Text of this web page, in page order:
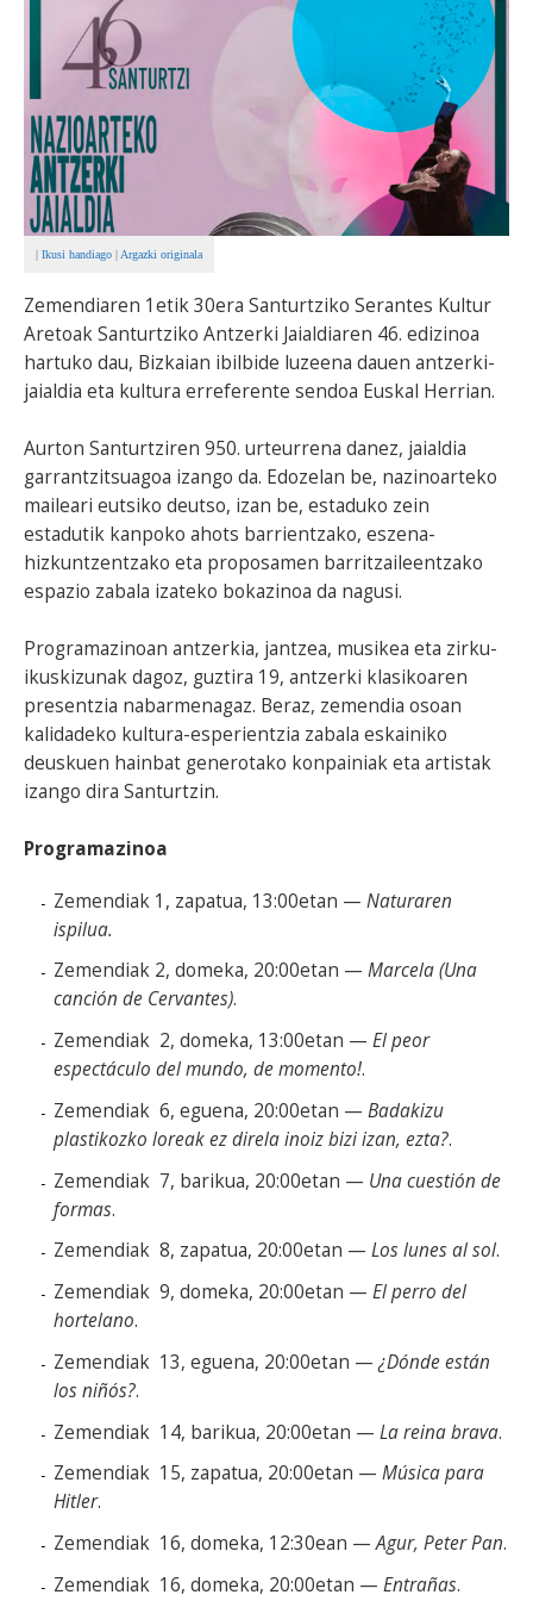
BEREZIAK
... AUKERA GEHIAGO
| Ikusi handiago | Argazki originala
Zemendiaren 1etik 30era Santurtziko Serantes Kultur
Aretoak Santurtziko Antzerki Jaialdiaren 46. edizinoa
hartuko dau, Bizkaian ibilbide luzeena dauen antzerki-
jaialdia eta kultura erreferente sendoa Euskal Herrian.
Aurton Santurtziren 950. urteurrena danez, jaialdia
garrantzitsuagoa izango da. Edozelan be, nazinoarteko
maileari eutsiko deutso, izan be, estaduko zein
estadutik kanpoko ahots barrientzako, eszena-
hizkuntzentzako eta proposamen barritzaileentzako
espazio zabala izateko bokazinoa da nagusi.
Programazinoan antzerkia, jantzea, musikea eta zirku-
ikuskizunak dagoz, guztira 19, antzerki klasikoaren
presentzia nabarmenagaz. Beraz, zemendia osoan
kalidadeko kultura-esperientzia zabala eskainiko
deuskuen hainbat generotako konpainiak eta artistak
izango dira Santurtzin.
Programazinoa
Zemendiak 1, zapatua, 13:00etan — Naturaren
ispilua.
Zemendiak 2, domeka, 20:00etan — Marcela (Una
canción de Cervantes).
Zemendiak 2, domeka, 13:00etan — El peor
espectáculo del mundo, de momento!.
Zemendiak 6, eguena, 20:00etan — Badakizu
plastikozko loreak ez direla inoiz bizi izan, ezta?.
Zemendiak 7, barikua, 20:00etan — Una cuestión de
formas.
Zemendiak 8, zapatua, 20:00etan — Los lunes al sol.
Zemendiak 9, domeka, 20:00etan — El perro del
hortelano.
Zemendiak 13, eguena, 20:00etan — ¿Dónde están
los niñós?.
Zemendiak 14, barikua, 20:00etan — La reina brava.
Zemendiak 15, zapatua, 20:00etan — Música para
Hitler.
Zemendiak 16, domeka, 12:30ean —Agur, Peter Pan.
Zemendiak 16, domeka, 20:00etan — Entrañas.